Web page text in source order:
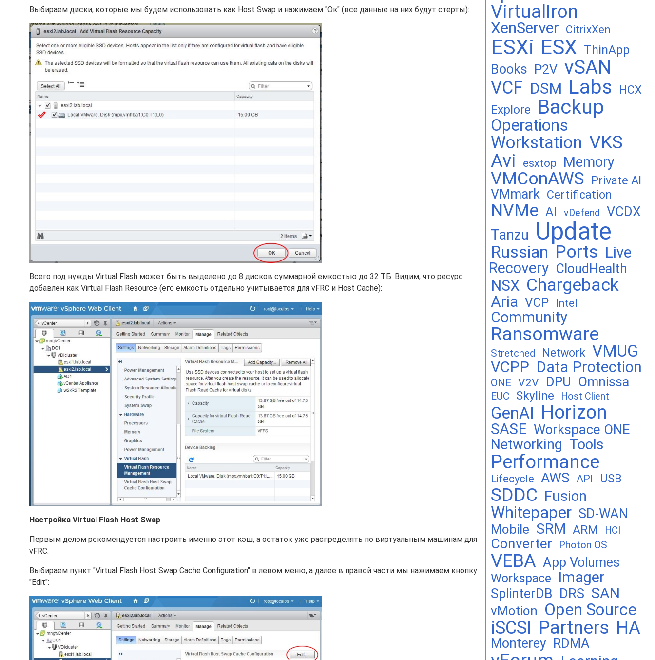
Выбираем диски, которые мы будем использовать как Host Swap и нажимаем "Ок" (все данные на них будут стерты):
Всего под нужды Virtual Flash может быть выделено до 8 дисков суммарной емкостью до 32 ТБ. Видим, что ресурс
добавлен как Virtual Flash Resource (его емкость отдельно учитывается для vFRC и Host Cache):
Настройка Virtual Flash Host Swap
Первым делом рекомендуется настроить именно этот кэш, а остаток уже распределять по виртуальным машинам для
vFRC.
Выбираем пункт "Virtual Flash Host Swap Cache Configuration" в левом меню, а далее в правой части мы нажимаем кнопку
"Edit":
VirtualIron
XenServer CitrixXen
ESXi ESX ThinApp
Books P2V vSAN
VCF DSM Labs HCX
Explore Backup
Operations
Workstation VKS
Avi
esxtop Memory
VMConAWS Private AI
VMmark Certification
NVMe AI vDefend VCDX
Tanzu Update
Russian Ports Live
Recovery CloudHealth
NSX Chargeback
Aria VCP Intel
Community
Ransomware
Stretched Network VMUG
VCPP Data Protection
ONE V2V DPU Omnissa
EUC Skyline Host Client
GenAI Horizon
SASE Workspace ONE
Networking Tools
Performance
Lifecycle AWS API USB
SDDC Fusion
Whitepaper SD-WAN
Mobile SRM ARM HCI
Converter Photon OS
VEBA App Volumes
Workspace Imager
SplinterDB DRS SAN
vMotion Open Source
iSCSI Partners HA
Monterey RDMA